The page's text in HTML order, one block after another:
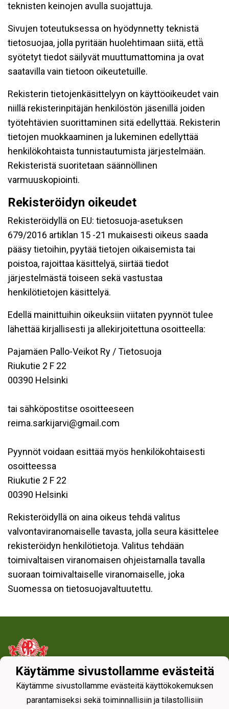
teknisten keinojen avulla suojattuja.
Sivujen toteutuksessa on hyödynnetty teknistä
tietosuojaa, jolla pyritään huolehtimaan siitä, että̈
syötetyt tiedot säilyvät muuttumattomina ja ovat
saatavilla vain tietoon oikeutetuille.
Rekisterin tietojenkäsittelyyn on käyttöoikeudet vain
niillä rekisterinpitäjän henkilöstön jäsenillä joiden
työtehtävien suorittaminen sitä edellyttää. Rekisterin
tietojen muokkaaminen ja lukeminen edellyttää
henkilökohtaista tunnistautumista järjestelmään.
Rekisteristä suoritetaan säännöllinen
varmuuskopiointi.
Rekisteröidyn oikeudet
Rekisteröidyllä on EU: tietosuoja-asetuksen
679/2016 artiklan 15 -21 mukaisesti oikeus saada
pääsy tietoihin, pyytää tietojen oikaisemista tai
poistoa, rajoittaa käsittelyä, siirtää tiedot
järjestelmästä toiseen sekä vastustaa
henkilötietojen käsittelyä.
Edellä mainittuihin oikeuksiin viitaten pyynnöt tulee
lähettää kirjallisesti ja allekirjoitettuna osoitteella:
Pajamäen Pallo-Veikot Ry / Tietosuoja
Riukutie 2 F 22
00390 Helsinki
tai sähköpostitse osoitteeseen
reima.sarkijarvi@gmail.com
Pyynnöt voidaan esittää myös henkilökohtaisesti
osoitteessa
Riukutie 2 F 22
00390 Helsinki
Rekisteröidyllä on aina oikeus tehdä valitus
valvontaviranomaiselle tavasta, jolla seura käsittelee
rekisteröidyn henkilötietoja. Valitus tehdään
toimivaltaisen viranomaisen ohjeistamalla tavalla
suoraan toimivaltaiselle viranomaiselle, joka
Suomessa on tietosuojavaltuutettu.
Tietosuojaseloste
Käytämme sivustollamme evästeitä
Käytämme sivustollamme evästeitä käyttökokemuksen
parantamiseksi sekä toiminnallisiin ja tilastollisiin